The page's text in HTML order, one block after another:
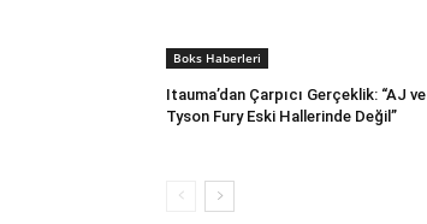
Boks Haberleri
Itauma’dan Çarpıcı Gerçeklik: “AJ ve
Tyson Fury Eski Hallerinde Değil”